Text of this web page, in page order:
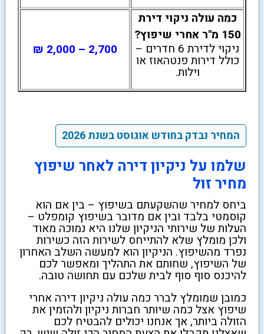
כמה עולה ניקוי דירת
150 מ"ר אחרי שיפוץ?
ניקוי לדירת 6 חדרים –
כולל דירות פנטהאוז או
וילות.
2,700 – 2,000 ₪
המחיר נבדק בחודש אוגוסט בשנת 2026
שלמו על ניקיון דירה לאחר שיפוץ
מחיר זול
ביחס למחיר שהשקעתם בשיפוץ – בין אם הוא
קוסמטי בלבד ובין אם מדובר בשיפוץ קומפלט –
העלות של שירותי הניקיון שלנו היא נמוכה מאוד
ולכן מומלץ שלא להתייחס לשירות הזה כשירות
נפרד מהשיפוץ. הניקיון הוא למעשה השלב האחרון
של השיפוץ, שחותם את התהליך ומאפשר לכם
להיכנס סוף סוף לבית שלכם עם תחושה טובה.
כמובן שמומלץ לברר כמה עולה ניקיון דירה אחרי
שיפוץ אצל כמה שיותר חברות ניקיון ולהזמין את
הזולה ביותר, אך אנחנו יכולים להבטיח לכם